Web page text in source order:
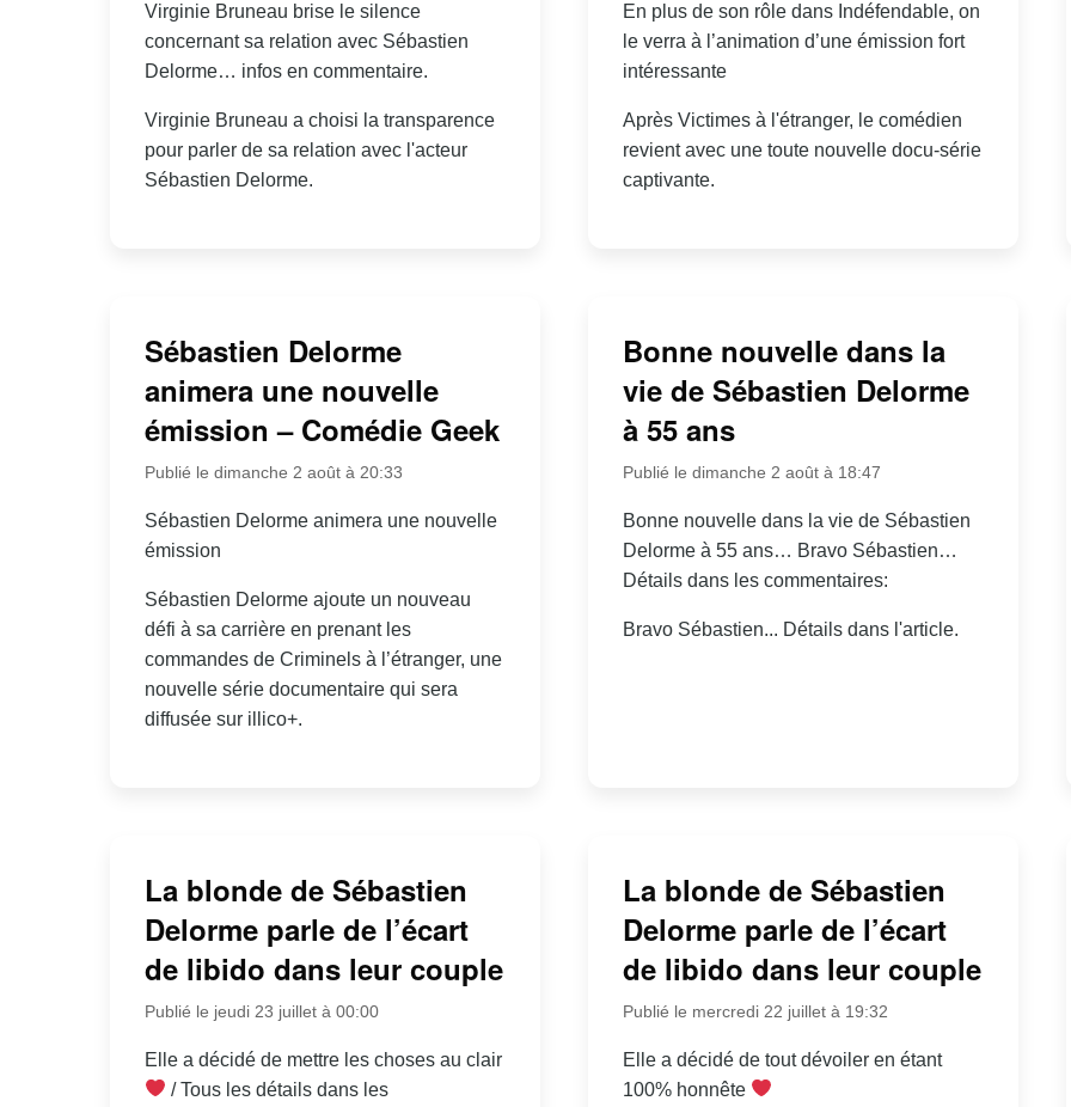
Virginie Bruneau brise le silence
concernant sa relation avec Sébastien
Delorme… infos en commentaire.
Virginie Bruneau a choisi la transparence
pour parler de sa relation avec l'acteur
Sébastien Delorme.
En plus de son rôle dans Indéfendable, on
le verra à l’animation d’une émission fort
intéressante
Après Victimes à l'étranger, le comédien
revient avec une toute nouvelle docu-série
captivante.
Sébastien Delorme
animera une nouvelle
émission – Comédie Geek
Publié le dimanche 2 août à 20:33
Sébastien Delorme animera une nouvelle
émission
Sébastien Delorme ajoute un nouveau
défi à sa carrière en prenant les
commandes de Criminels à l’étranger, une
nouvelle série documentaire qui sera
diffusée sur illico+.
Bonne nouvelle dans la
vie de Sébastien Delorme
à 55 ans
Publié le dimanche 2 août à 18:47
Bonne nouvelle dans la vie de Sébastien
Delorme à 55 ans… Bravo Sébastien…
Détails dans les commentaires:
Bravo Sébastien... Détails dans l'article.
La blonde de Sébastien
Delorme parle de l’écart
de libido dans leur couple
Publié le jeudi 23 juillet à 00:00
Elle a décidé de mettre les choses au clair
/ Tous les détails dans les
La blonde de Sébastien
Delorme parle de l’écart
de libido dans leur couple
Publié le mercredi 22 juillet à 19:32
Elle a décidé de tout dévoiler en étant
100% honnête